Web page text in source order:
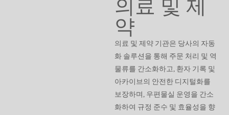
의료 및 제
약
의료 및 제약 기관은 당사의 자동
화 솔루션을 통해 주문 처리 및 역
물류를 간소화하고, 환자 기록 및
아카이브의 안전한 디지털화를
보장하며, 우편물실 운영을 간소
화하여 규정 준수 및 효율성을 향